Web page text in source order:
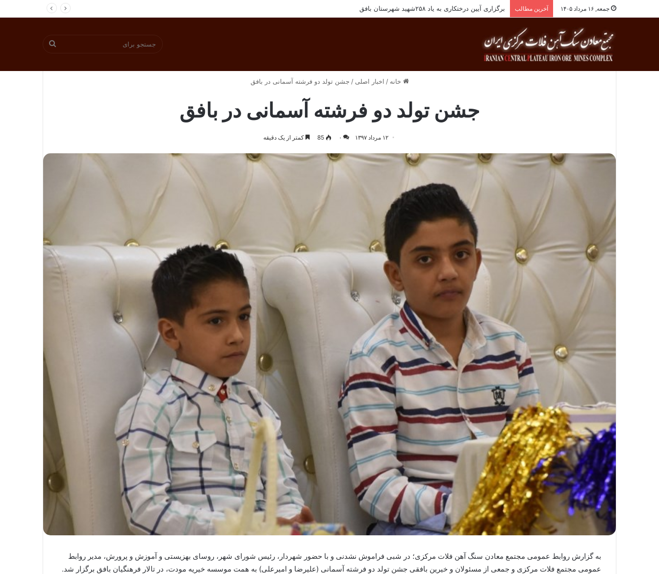
جمعه, ۱۶ مرداد ۱۴۰۵ آخرین مطالب انجام معاینات ادواری پرسنل مجتمع معادن سنگ آهن فلات مرکزی ایران
خانه / اخبار اصلی / جشن تولد دو فرشته آسمانی در بافق
جشن تولد دو فرشته آسمانی در بافق
۱۲ مرداد ۱۳۹۷ ۰ 85 کمتر از یک دقیقه
به گزارش روابط عمومی مجتمع معادن سنگ آهن فلات مرکزی؛ در شبی فراموش نشدنی و با حضور شهردار، رئیس شورای شهر، روسای بهزیستی و آموزش و پرورش، مدیر روابط
عمومی مجتمع فلات مرکزی و جمعی از مسئولان و خیرین بافقی جشن تولد دو فرشته آسمانی (علیرضا و امیرعلی) به همت موسسه خیریه مودت، در تالار فرهنگیان بافق برگزار شد.